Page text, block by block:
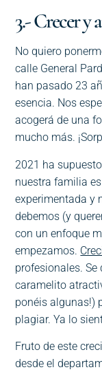
3.- Crecer y
No quiero
calle General
han pasado 23
esencia. Nos
acogerá de una
mucho más.
2021 ha
nuestra familia
experimentada y
debemos (y
con un enfoque
empezamos.
profesionales.
caramelito
ponéis algunas!)
plagiar. Ya lo
Fruto de este
desde el